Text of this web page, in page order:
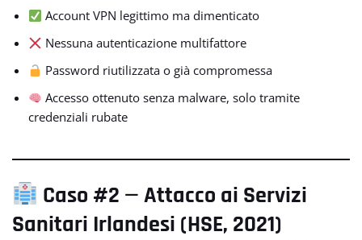
Account VPN legittimo ma dimenticato
Nessuna autenticazione multifattore
Password riutilizzata o già compromessa
Accesso ottenuto senza malware, solo tramite
credenziali rubate
Caso #2 — Attacco ai Servizi
Sanitari Irlandesi (HSE, 2021)